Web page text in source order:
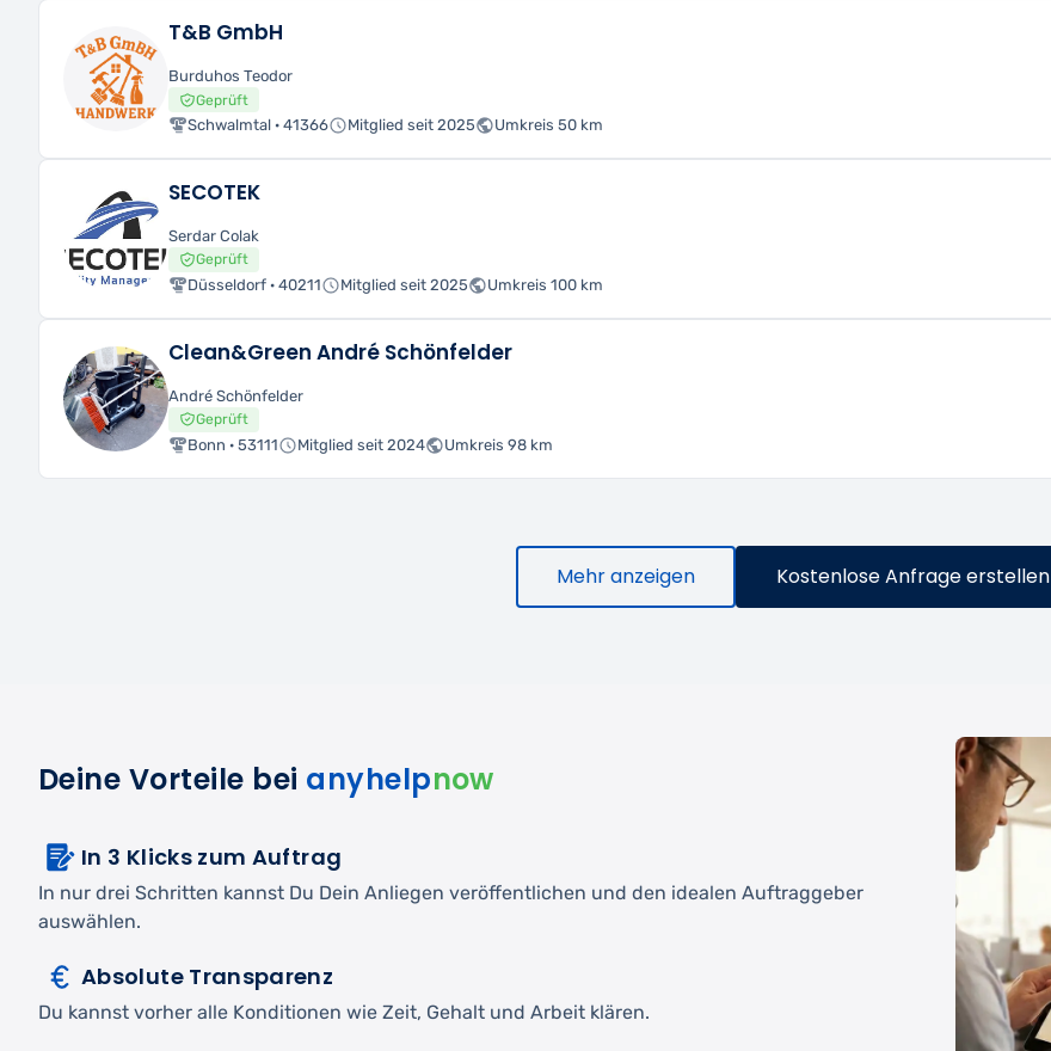
T&B GmbH
Burduhos Teodor
Geprüft
Schwalmtal · 41366 Mitglied seit 2025 Umkreis 50 km
SECOTEK
Serdar Colak
Geprüft
Düsseldorf · 40211 Mitglied seit 2025 Umkreis 100 km
Clean&Green André Schönfelder
André Schönfelder
Geprüft
Bonn · 53111 Mitglied seit 2024 Umkreis 98 km
Mehr anzeigen Kostenlose Anfrage erstellen
Deine Vorteile bei anyhelpnow
In 3 Klicks zum Auftrag
In nur drei Schritten kannst Du Dein Anliegen veröffentlichen und den idealen Auftraggeber
auswählen.
Absolute Transparenz
Du kannst vorher alle Konditionen wie Zeit, Gehalt und Arbeit klären.